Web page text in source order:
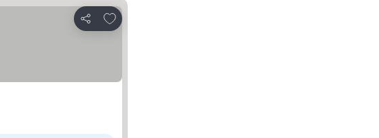
Partilhar
Adicionar aos favoritos